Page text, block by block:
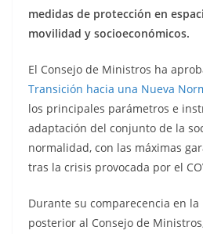
medidas de protección en
movilidad y socioeconómicos.
El Consejo de Ministros ha
Transición hacia una Nueva
los principales parámetros e
adaptación del conjunto de la
normalidad, con las máximas
tras la crisis provocada por el
Durante su comparecencia en
posterior al Consejo de